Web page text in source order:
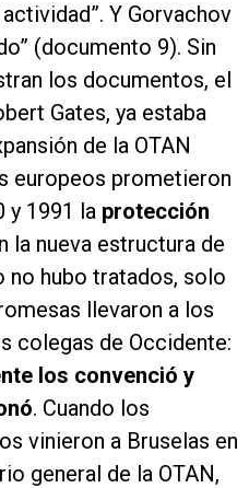
Y Gorvachov
(documento 9). Sin
los documentos, el
Gates, ya estaba
de la OTAN
europeos prometieron
y 1991 la protección
la nueva estructura de
no hubo tratados, solo
llevaron a los
colegas de Occidente:
los convenció y
. Cuando los
vinieron a Bruselas en
general de la OTAN,